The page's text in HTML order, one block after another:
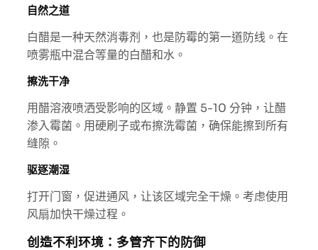
自然之道
白醋是一种天然消毒剂，也是防霉的第一道防线。在
喷雾瓶中混合等量的白醋和水。
擦洗干净
用醋溶液喷洒受影响的区域。静置 5-10 分钟，让醋
渗入霉菌。用硬刷子或布擦洗霉菌，确保能擦到所有
缝隙。
驱逐潮湿
打开门窗，促进通风，让该区域完全干燥。考虑使用
风扇加快干燥过程。
创造不利环境：多管齐下的防御